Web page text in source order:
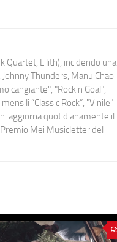
Quartet, Lilith), incidendo una
Thunders, Manu Chao
cangiante", "Rock n Goal",
“Classic Rock”, "Vinile"
aggiorna quotidianamente il
Mei Musicletter del